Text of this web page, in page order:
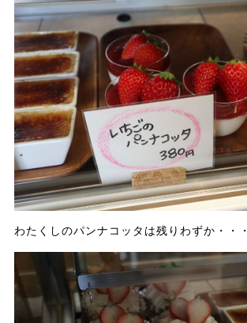
わたくしのパンナコッタは残りわずか・・・